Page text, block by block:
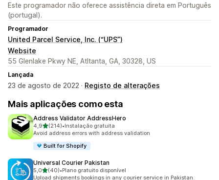
Este programador não oferece assistência direta em Português
(portugal).
Programador
United Parcel Service, Inc. (“UPS”)
Website
55 Glenlake Pkwy NE, Atltanta, GA, 30328, US
Lançada
23 de agosto de 2022 · Registo de alterações
Mais aplicações como esta
Address Validator AddressHero
4,9de 5 estrelas
(214)
214 total de avaliações
•Instalação gratuita
Avoid address errors with address validation
Built for Shopify
Universal Courier Pakistan
5,0de 5 estrelas
(40)
40 total de avaliações
•Plano gratuito disponível
Upload shipments bookings in any courier service in Pakistan.